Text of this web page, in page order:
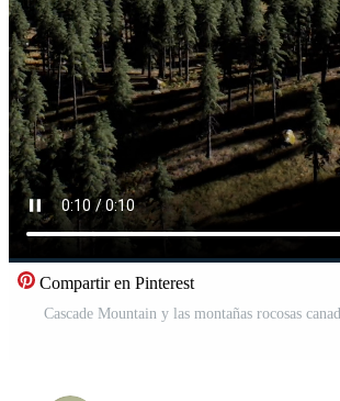
Compartir en Pinterest